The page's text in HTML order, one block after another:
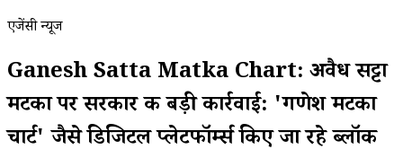
एजेंसी न्यूज
Ganesh Satta Matka Chart: अवैध सट्टा
मटका पर सरकार की बड़ी कार्रवाई: 'गणेश मटका
चार्ट' जैसे डिजिटल प्लेटफॉर्म्स किए जा रहे ब्लॉक